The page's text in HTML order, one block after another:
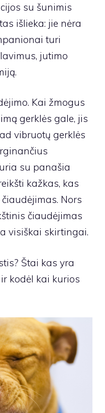
su šunimis
išlieka: jie nėra
turi
jutimo
Kai žmogus
gerklės gale, jis
vibruotų gerklės
su panašia
kažkas, kas
Nors
čiaudėjimas
visiškai skirtingai.
Štai kas yra
kodėl kai kurios